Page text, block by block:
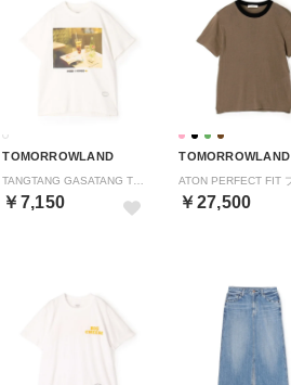
TOMORROWLAND
￥7,150
TOMORROWLAND
￥27,500